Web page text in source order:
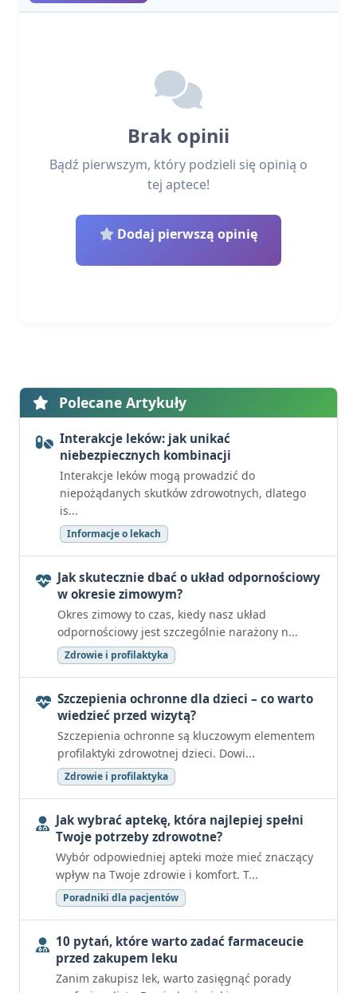
Brak opinii
Bądź pierwszym, który podzieli się opinią o
tej aptece!
Dodaj pierwszą opinię
Polecane Artykuły
Interakcje leków: jak unikać
niebezpiecznych kombinacji
Interakcje leków mogą prowadzić do
niepożądanych skutków zdrowotnych, dlatego
is...
Informacje o lekach
Jak skutecznie dbać o układ odpornościowy
w okresie zimowym?
Okres zimowy to czas, kiedy nasz układ
odpornościowy jest szczególnie narażony n...
Zdrowie i profilaktyka
Szczepienia ochronne dla dzieci – co warto
wiedzieć przed wizytą?
Szczepienia ochronne są kluczowym elementem
profilaktyki zdrowotnej dzieci. Dowi...
Zdrowie i profilaktyka
Jak wybrać aptekę, która najlepiej spełni
Twoje potrzeby zdrowotne?
Wybór odpowiedniej apteki może mieć znaczący
wpływ na Twoje zdrowie i komfort. T...
Poradniki dla pacjentów
10 pytań, które warto zadać farmaceucie
przed zakupem leku
Zanim zakupisz lek, warto zasięgnąć porady